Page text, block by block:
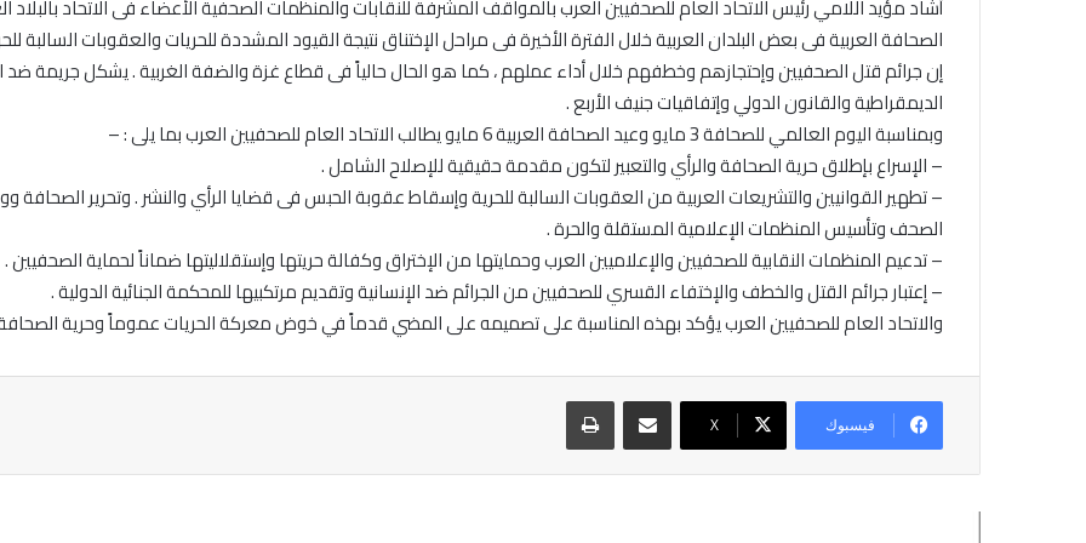
أشاد مؤيد اللامي رئيس الاتحاد العام للصحفيين العرب بالمواقف المشرفة للنقابات والمنظمات الصحفية الأعضاء فى الاتحاد بالبلاد
الصحافة العربية فى بعض البلدان العربية خلال الفترة الأخيرة فى مراحل الإختناق نتيجة القيود المشددة للحريات والعقوبات السالبة
إن جرائم قتل الصحفيين وإحتجازهم وخطفهم خلال أداء عملهم ، كما هو الحال حالياً فى قطاع غزة والضفة الغربية . يشكل جريمة ضد
الديمقراطية والقانون الدولي وإتفاقيات جنيف الأربع .
وبمناسبة اليوم العالمي للصحافة 3 مايو وعيد الصحافة العربية 6 مايو يطالب الاتحاد العام للصحفيين العرب بما يلى : –
– الإسراع بإطلاق حرية الصحافة والرأي والتعبير لتكون مقدمة حقيقية للإصلاح الشامل .
– تطهير القوانيين والتشريعات العربية من العقوبات السالبة للحرية وإسقاط عقوبة الحبس فى قضايا الرأي والنشر . وتحرير
الصحف وتأسيس المنظمات الإعلامية المستقلة والحرة .
– تدعيم المنظمات النقابية للصحفيين والإعلاميين العرب وحمايتها من الإختراق وكفالة حريتها وإستقلاليتها ضماناً لحماية الصحفيين .
– إعتبار جرائم القتل والخطف والإختفاء القسري للصحفيين من الجرائم ضد الإنسانية وتقديم مرتكبيها للمحكمة الجنائية الدولية .
والاتحاد العام للصحفيين العرب يؤكد بهذه المناسبة على تصميمه على المضي قدماً في خوض معركة الحريات عموماً وحرية
فيسبوك X
مشاركة عبر البريد طباعة